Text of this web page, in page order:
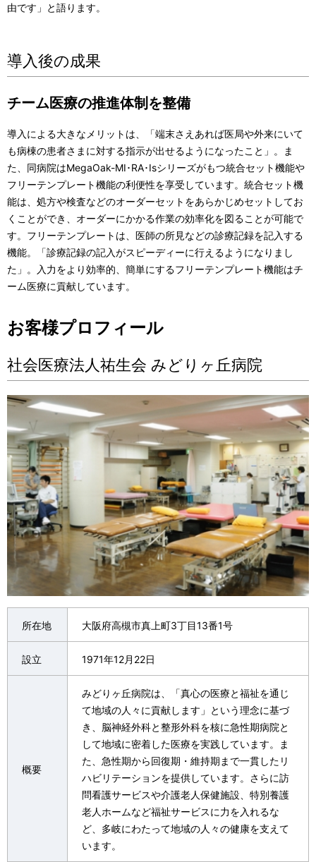
由です」と語ります。
導入後の成果
チーム医療の推進体制を整備
導入による大きなメリットは、「端末さえあれば医局や外来にいて
も病棟の患者さまに対する指示が出せるようになったこと」。ま
た、同病院はMegaOak-MI･RA･Isシリーズがもつ統合セット機能や
フリーテンプレート機能の利便性を享受しています。統合セット機
能は、処方や検査などのオーダーセットをあらかじめセットしてお
くことができ、オーダーにかかる作業の効率化を図ることが可能で
す。フリーテンプレートは、医師の所見などの診療記録を記入する
機能。「診療記録の記入がスピーディーに行えるようになりまし
た」。入力をより効率的、簡単にするフリーテンプレート機能はチ
ーム医療に貢献しています。
お客様プロフィール
社会医療法人祐生会 みどりヶ丘病院
所在地 大阪府高槻市真上町3丁目13番1号
設立 1971年12月22日
概要
みどりヶ丘病院は、「真心の医療と福祉を通じ
て地域の人々に貢献します」という理念に基づ
き、脳神経外科と整形外科を核に急性期病院と
して地域に密着した医療を実践しています。ま
た、急性期から回復期・維持期まで一貫したリ
ハビリテーションを提供しています。さらに訪
問看護サービスや介護老人保健施設、特別養護
老人ホームなど福祉サービスに力を入れるな
ど、多岐にわたって地域の人々の健康を支えて
います。